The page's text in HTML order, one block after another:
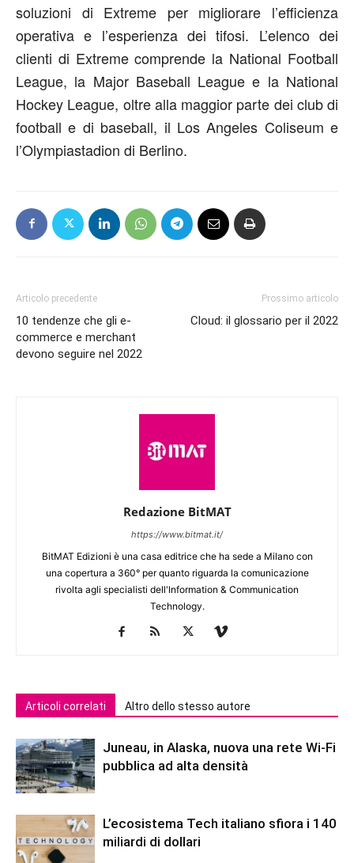
soluzioni di Extreme per migliorare l’efficienza
operativa e l’esperienza dei tifosi. L’elenco dei
clienti di Extreme comprende la National Football
League, la Major Baseball League e la National
Hockey League, oltre alla maggior parte dei club di
football e di baseball, il Los Angeles Coliseum e
l’Olympiastadion di Berlino.
Articolo precedente
10 tendenze che gli e-
commerce e merchant
devono seguire nel 2022
Prossimo articolo
Cloud: il glossario per il 2022
Redazione BitMAT
https://www.bitmat.it/
BitMAT Edizioni è una casa editrice che ha sede a Milano con
una copertura a 360° per quanto riguarda la comunicazione
rivolta agli specialisti dell'lnformation & Communication
Technology.
Articoli correlati Altro dello stesso autore
Juneau, in Alaska, nuova una rete Wi-Fi
pubblica ad alta densità
L’ecosistema Tech italiano sfiora i 140
miliardi di dollari